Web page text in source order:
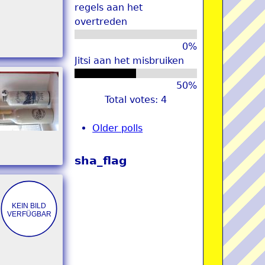
regels aan het
overtreden
0%
Jitsi aan het misbruiken
50%
Total votes: 4
Older polls
sha_flag